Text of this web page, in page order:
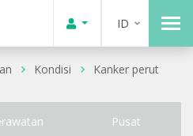
ID
Kondisi Kanker perut
Pusat